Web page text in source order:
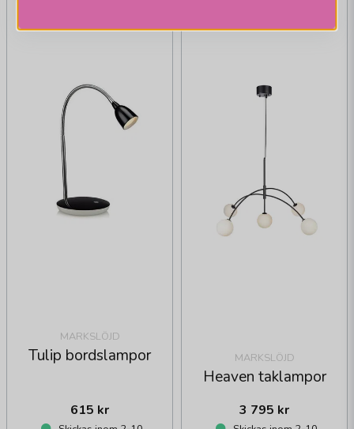
MARKSLÖJD
Tulip bordslampor
615 kr
MARKSLÖJD
Heaven taklampor
3 795 kr